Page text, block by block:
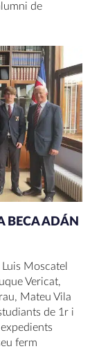
de
BECA ADÁN
Moscatel
Vericat,
Mateu Vila
de 1r i
ferm